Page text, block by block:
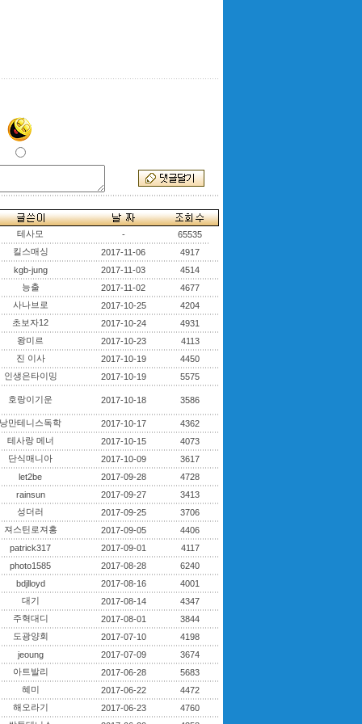
테사모 -
65535
킬스매싱 2017-11-06
4917
kgb-jung 2017-11-03
4514
능출 2017-11-02
4677
사나브로 2017-10-25
4204
초보자12 2017-10-24
4931
왕미르 2017-10-23
4113
진 이사 2017-10-19
4450
인생은타이밍 2017-10-19 5575
호랑이기운 2017-10-18 3586
낭만테니스독학 2017-10-17
4362
테사랑 메너 2017-10-15
4073
단식매니아 2017-10-09
3617
let2be 2017-09-28
4728
rainsun 2017-09-27
3413
성더러 2017-09-25
3706
져스틴로져홍 2017-09-05
4406
patrick317 2017-09-01
4117
photo1585 2017-08-28
6240
bdjlloyd 2017-08-16
4001
대기 2017-08-14
4347
주혁대디 2017-08-01
3844
도광양회 2017-07-10
4198
jeoung 2017-07-09
3674
아트발리 2017-06-28
5683
혜미 2017-06-22
4472
해오라기 2017-06-23
4760